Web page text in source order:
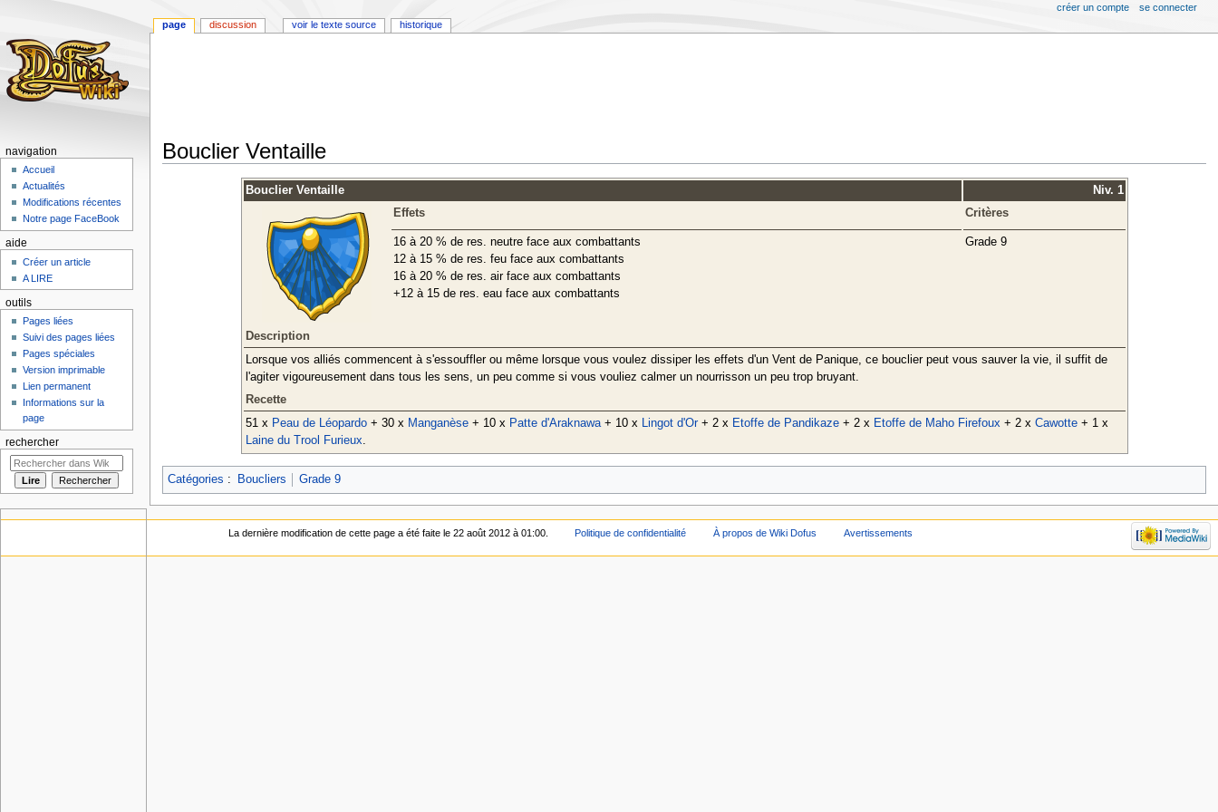
Bouclier Ventaille
Bouclier Ventaille
Niv. 1
Effets
Critères
16 à 20 % de res. neutre face aux combattants
12 à 15 % de res. feu face aux combattants
16 à 20 % de res. air face aux combattants
+12 à 15 de res. eau face aux combattants
Grade 9
Description
Lorsque vos alliés commencent à s'essouffler ou même lorsque vous voulez dissiper les effets d'un Vent de Panique, ce bouclier peut vous sauver la vie, il suffit de
l'agiter vigoureusement dans tous les sens, un peu comme si vous vouliez calmer un nourrisson un peu trop bruyant.
Recette
51 x Peau de Léopardo+ 30 x Manganèse+ 10 x Patte d'Araknawa+ 10 x Lingot d'Or+ 2 x Etoffe de Pandikaze+ 2 x Etoffe de Maho Firefoux + 2 x Cawotte+ 1 x
Laine du Trool Furieux.
Catégories : Boucliers Grade 9
page discussion voir le texte source historique
créer un compte se connecter
navigation
Accueil
Actualités
Modifications récentes
Notre page FaceBook
aide
Créer un article
A LIRE
outils
Pages liées
Suivi des pages liées
Pages spéciales
Version imprimable
Lien permanent
Informations sur la
page
rechercher
La dernière modification de cette page a été faite le 22 août 2012 à 01:00. Politique de confidentialité À propos de Wiki Dofus Avertissements